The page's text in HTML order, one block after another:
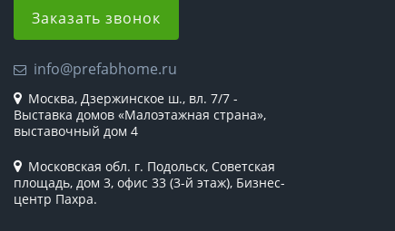
Заказать звонок
info@prefabhome.ru
Москва, Дзержинское ш., вл. 7/7 -
Выставка домов «Малоэтажная страна»,
выставочный дом 4
Московская обл. г. Подольск, Советская
площадь, дом 3, офис 33 (3-й этаж), Бизнес-
центр Пахра.